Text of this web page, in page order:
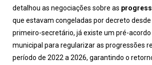
detalhou as negociações sobre as
que estavam congeladas por decreto desde
primeiro-secretário, já existe um pré-
municipal para regularizar as progressões
período de 2022 a 2026, garantindo o